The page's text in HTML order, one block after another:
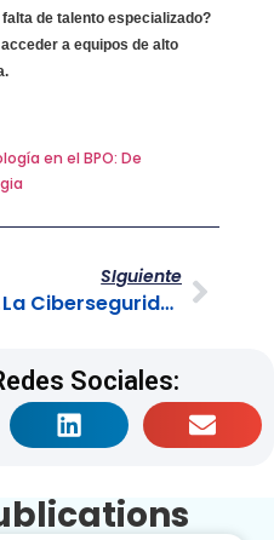
de talento especializado?
a equipos de alto
en el BPO: De
SIguiente
La Ciberseguridad en el Contact Center
Sociales: